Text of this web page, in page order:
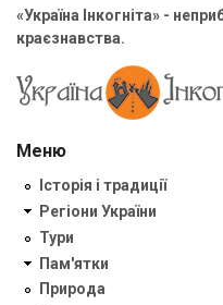
«Україна Інкогніта» -
краєзнавства.
Меню
Історія і традиції
Регіони України
Тури
Пам'ятки
Природа